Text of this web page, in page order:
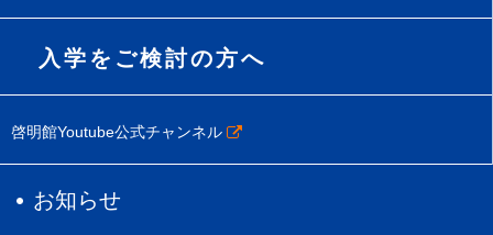
入学をご検討の方へ
啓明館Youtube公式チャンネル
お知らせ